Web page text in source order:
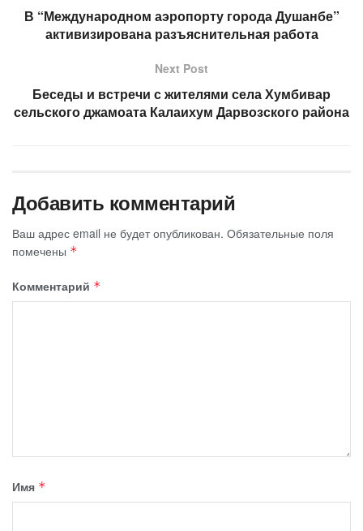
В “Международном аэропорту города Душанбе”
активизирована разъяснительная работа
Next Post
Беседы и встречи с жителями села Хумбивар
сельского джамоата Калаихум Дарвозского района
Добавить комментарий
Ваш адрес email не будет опубликован. Обязательные поля
помечены *
Комментарий *
Имя *